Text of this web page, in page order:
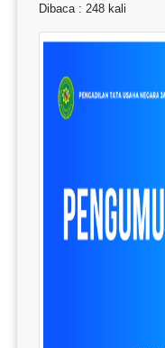
Dibaca : 248 kali